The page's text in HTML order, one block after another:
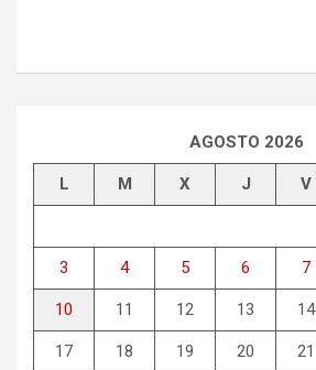
AGOSTO 2026
L M X J V
3 4 5 6 7
10 11 12 13 14
17 18 19 20 21